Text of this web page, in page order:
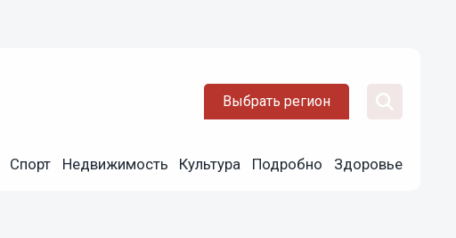
Выбрать регион
Спорт Недвижимость Культура Подробно Здоровье